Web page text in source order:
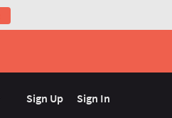
jazyk Choose language
Sign Up Sign In